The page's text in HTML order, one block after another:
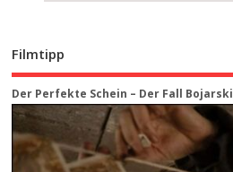
Filmtipp
Der Perfekte Schein – Der Fall Bojarski